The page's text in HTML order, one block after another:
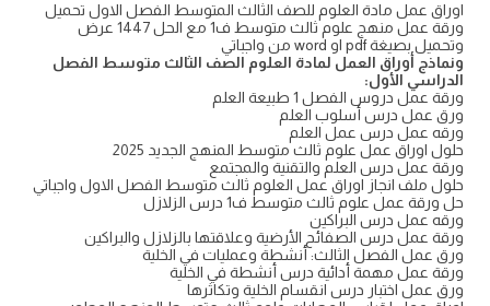
اوراق عمل مادة العلوم للصف الثالث المتوسط الفصل الاول تحميل
ورقة عمل منهج علوم ثالث متوسط ف1 مع الحل 1447 عرض
وتحميل بصيغة pdf او word من واجباتي
ونماذج أوراق العمل لمادة العلوم الصف الثالث متوسط الفصل
الدراسي الأول:
ورقة عمل دروس الفصل 1 طبيعة العلم
ورق عمل درس أسلوب العلم
ورقه عمل درس عمل العلم
حلول اوراق عمل علوم ثالث متوسط المنهج الجديد 2025
ورقة عمل درس العلم والتقنية والمجتمع
حلول ملف انجاز اوراق عمل العلوم ثالث متوسط الفصل الاول واجباتي
حل ورقة عمل علوم ثالث متوسط ف1 درس الزلازل
ورقه عمل درس البراكين
ورقة عمل درس الصفائح الأرضية وعلاقتها بالزلازل والبراكين
ورق عمل الفصل الثالث: أنشطة وعمليات في الخلية
ورقة عمل مهمة أدائية درس أنشطة في الخلية
ورق عمل اختبار درس انقسام الخلية وتكاثرها